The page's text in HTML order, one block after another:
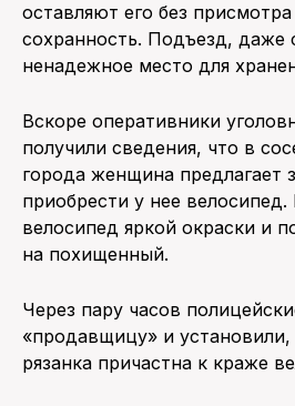
оставляют его без
сохранность. Подъезд,
ненадежное место для
Вскоре оперативники
получили сведения, что в
города женщина предлагает
приобрести у нее
велосипед яркой окраски и
на похищенный.
Через пару часов
«продавщицу» и установили,
рязанка причастна к краже